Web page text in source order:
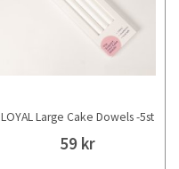
LOYAL Large Cake Dowels -5st
59 kr